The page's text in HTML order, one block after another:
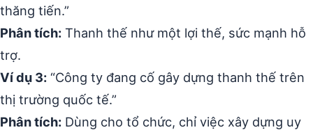
thăng tiến.”
Phân tích: Thanh thế như một lợi thế, sức mạnh hỗ
trợ.
Ví dụ 3: “Công ty đang cố gây dựng thanh thế trên
thị trường quốc tế.”
Phân tích: Dùng cho tổ chức, chỉ việc xây dựng uy